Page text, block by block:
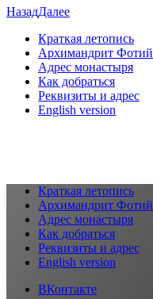
НазадДалее
Краткая летопись
Архимандрит Фотий
Адрес монастыря
Как добраться
Реквизиты и адрес
English version
Краткая летопись
Архимандрит Фотий
Адрес монастыря
Как добраться
Реквизиты и адрес
English version
ВКонтакте